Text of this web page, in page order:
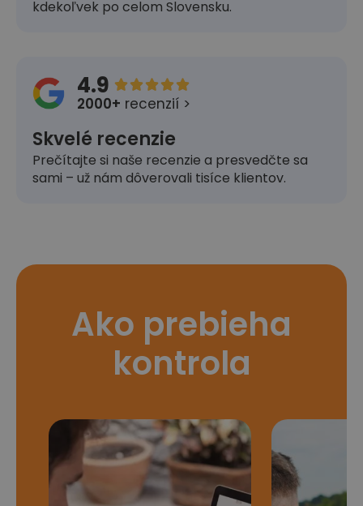
kdekoľvek po celom Slovensku.
4.9 
2000+ recenzií >
Skvelé recenzie
Prečítajte si naše recenzie a presvedčte sa
sami – už nám dôverovali tisíce klientov.
Ako prebieha
kontrola